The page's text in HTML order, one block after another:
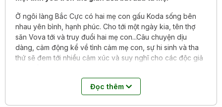
Ở ngôi làng Bắc Cực có hai mẹ con gấu Koda sống bên
nhau yên bình, hạnh phúc. Cho tới một ngày kia, tên thợ
săn Vova tới và truy đuổi hai mẹ con...Câu chuyện dịu
dàng, cảm động kể về tình cảm mẹ con, sự hi sinh và tha
thứ sẽ đem tới nhiều cảm xúc và suy nghĩ cho các độc giả
Tác phẩm được viện nghiên cứu Văn hóa Giáo dục trẻ em
Hàn Quốc khuyên đọc.
Đọc thêm